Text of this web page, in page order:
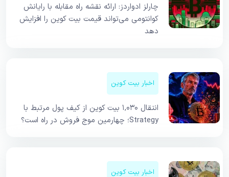
چارلز ادواردز: ارائه نقشه راه مقابله با رایانش
کوانتومی می‌تواند قیمت بیت کوین را افزایش
دهد
اخبار بیت کوین
انتقال ۱,۰۳۰ بیت کوین از کیف پول مرتبط با
Strategy؛ چهارمین موج فروش در راه است؟
اخبار بیت کوین